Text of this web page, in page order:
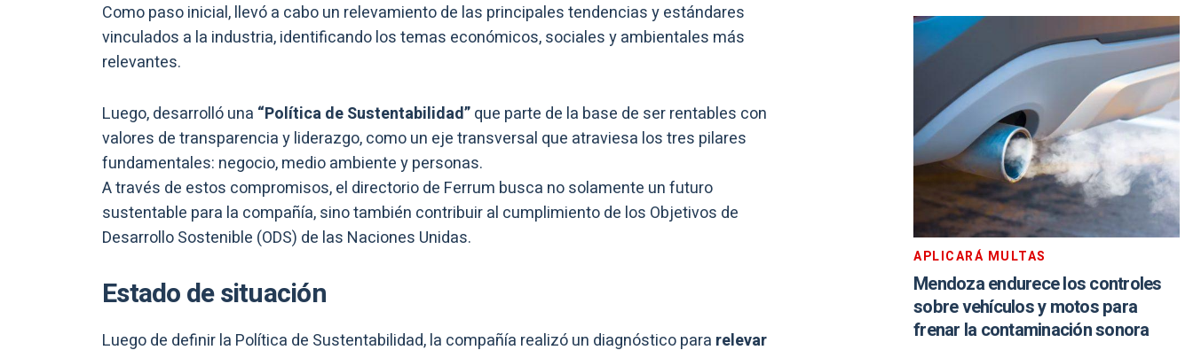
Como paso inicial, llevó a cabo un relevamiento de las principales tendencias y estándares
vinculados a la industria, identificando los temas económicos, sociales y ambientales más
relevantes.
Luego, desarrolló una “Política de Sustentabilidad”que parte de la base de ser rentables con
valores de transparencia y liderazgo, como un eje transversal que atraviesa los tres pilares
fundamentales: negocio, medio ambiente y personas.
A través de estos compromisos, el directorio de Ferrum busca no solamente un futuro
sustentable para la compañía, sino también contribuir al cumplimiento de los Objetivos de
Desarrollo Sostenible (ODS) de las Naciones Unidas.
Estado de situación
Luego de definir la Política de Sustentabilidad, la compañía realizó un diagnóstico para relevar
APLICARÁ MULTAS
Mendoza endurece los controles
sobre vehículos y motos para
frenar la contaminación sonora